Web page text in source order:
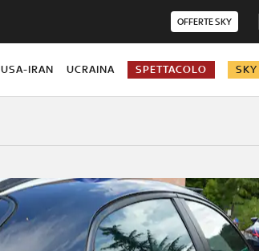
OFFERTE SKY
USA-IRAN UCRAINA SPETTACOLO